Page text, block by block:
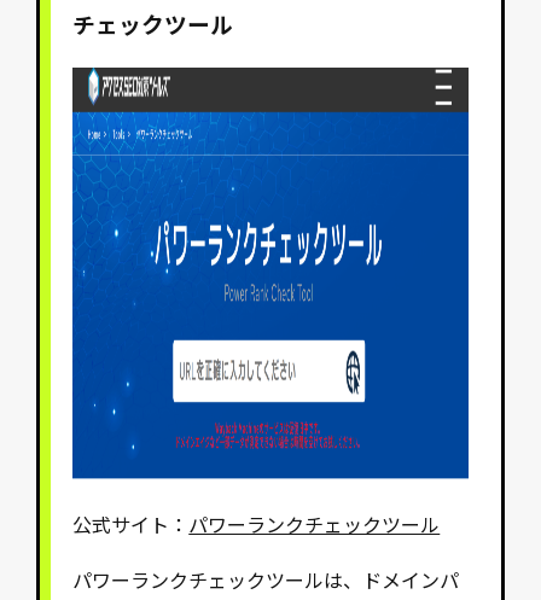
チェックツール
公式サイト： パワーランクチェックツール
パワーランクチェックツールは、ドメインパ